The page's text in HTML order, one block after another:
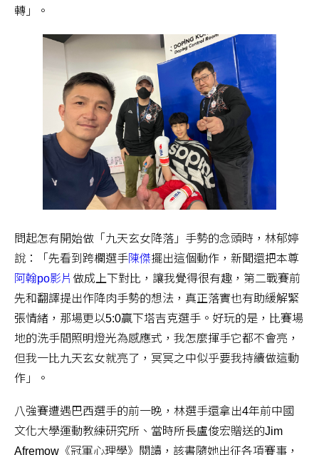
轉」。
問起怎有開始做「九天玄女降落」手勢的念頭時，林郁婷
說：「先看到跨欄選手陳傑擺出這個動作，新聞還把本尊
阿翰po影片 做成上下對比，讓我覺得很有趣，第二戰賽前
先和翻譯提出作降肉手勢的想法，真正落實也有助緩解緊
張情緒，那場更以5:0贏下塔吉克選手。好玩的是，比賽場
地的洗手間照明燈光為感應式，我怎麼揮手它都不會亮，
但我一比九天玄女就亮了，冥冥之中似乎要我持續做這動
作」。
八強賽遭遇巴西選手的前一晚，林選手還拿出4年前中國
文化大學運動教練研究所、當時所長盧俊宏贈送的Jim
Afremow《冠軍心理學》閱讀，該書隨她出征各項賽事，